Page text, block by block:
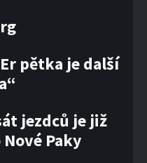
pětka je další
jezdců je již
Paky